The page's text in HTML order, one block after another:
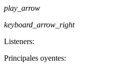
play_arrow
keyboard_arrow_right
Listeners:
Principales oyentes: